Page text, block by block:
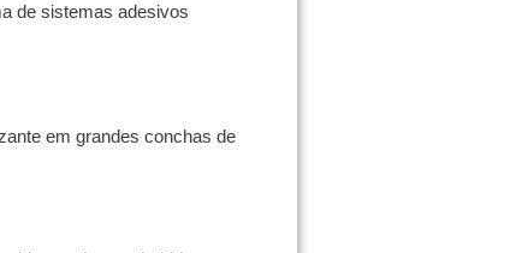
de sistemas adesivos
em grandes conchas de